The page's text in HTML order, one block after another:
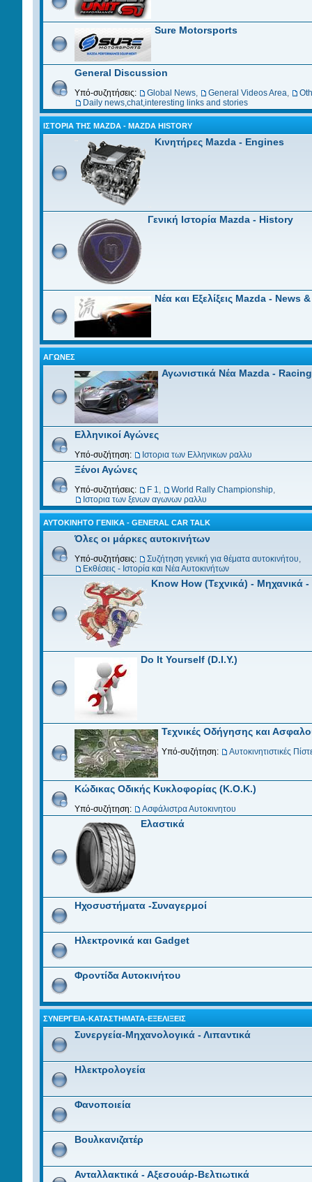
Sure Motorsports
General Discussion
Υπό-συζητήσεις: Global News, General Videos Area,
Daily news,chat,interesting links and stories
ΙΣΤΟΡΊΑ ΤΗΣ MAZDA - MAZDA HISTORY
Κινητήρες Mazda - Engines
Γενική Ιστορία Mazda - History
Νέα και Eξελίξεις Mazda - News
ΑΓΏΝΕΣ
Αγωνιστικά Νέα Mazda -
Ελληνικοί Αγώνες
Υπό-συζήτηση: Ιστορια των Ελληνικων ραλλυ
Ξένοι Αγώνες
Υπό-συζητήσεις: F 1, World Rally Championship,
Ιστορια των ξενων αγωνων ραλλυ
ΑΥΤΟΚΊΝΗΤΟ ΓΕΝΙΚΆ - GENERAL CAR TALK
Όλες οι μάρκες αυτοκινήτων
Υπό-συζητήσεις: Συζήτηση γενική για θέματα αυτοκινήτου,
Εκθέσεις - Ιστορία και Νέα Αυτοκινήτων
Know How (Τεχνικά) - Μηχανικά -
Do It Yourself (D.I.Y.)
Τεχνικές Οδήγησης και
Υπό-συζήτηση: Αυτοκινητιστικές
Κώδικας Οδικής Κυκλοφορίας (Κ.Ο.Κ.)
Υπό-συζήτηση: Ασφάλιστρα Αυτοκινητου
Ελαστικά
Ηχοσυστήματα -Συναγερμοί
Ηλεκτρονικά και Gadget
Φροντίδα Αυτοκινήτου
ΣΥΝΕΡΓΕΊΑ-ΚΑΤΑΣΤΉΜΑΤΑ-ΕΞΕΛΊΞΕΙΣ
Συνεργεία-Μηχανολογικά - Λιπαντικά
Ηλεκτρολογεία
Φανοποιεία
Βουλκανιζατέρ
Ανταλλακτικά - Αξεσουάρ-Βελτιωτικά